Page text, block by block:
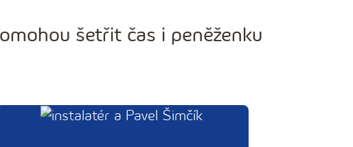
šetřit čas i ‍peněženku